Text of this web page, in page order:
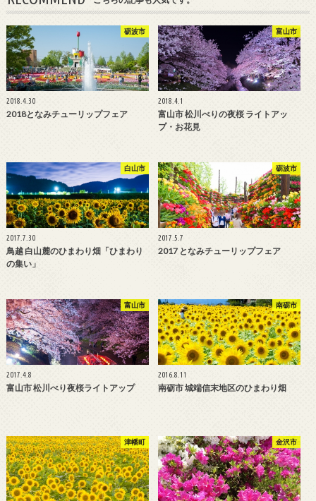
砺波市
2018.4.30
2018となみチューリップフェア
富山市
2018.4.1
富山市 松川べりの夜桜 ライトアッ
プ・お花見
白山市
2017.7.30
鳥越 白山麓のひまわり畑「ひまわり
の集い」
砺波市
2017.5.7
2017 となみチューリップフェア
富山市
2017.4.8
富山市 松川べり夜桜ライトアップ
南砺市
2016.8.11
南砺市 城端信末地区のひまわり畑
津幡町 金沢市